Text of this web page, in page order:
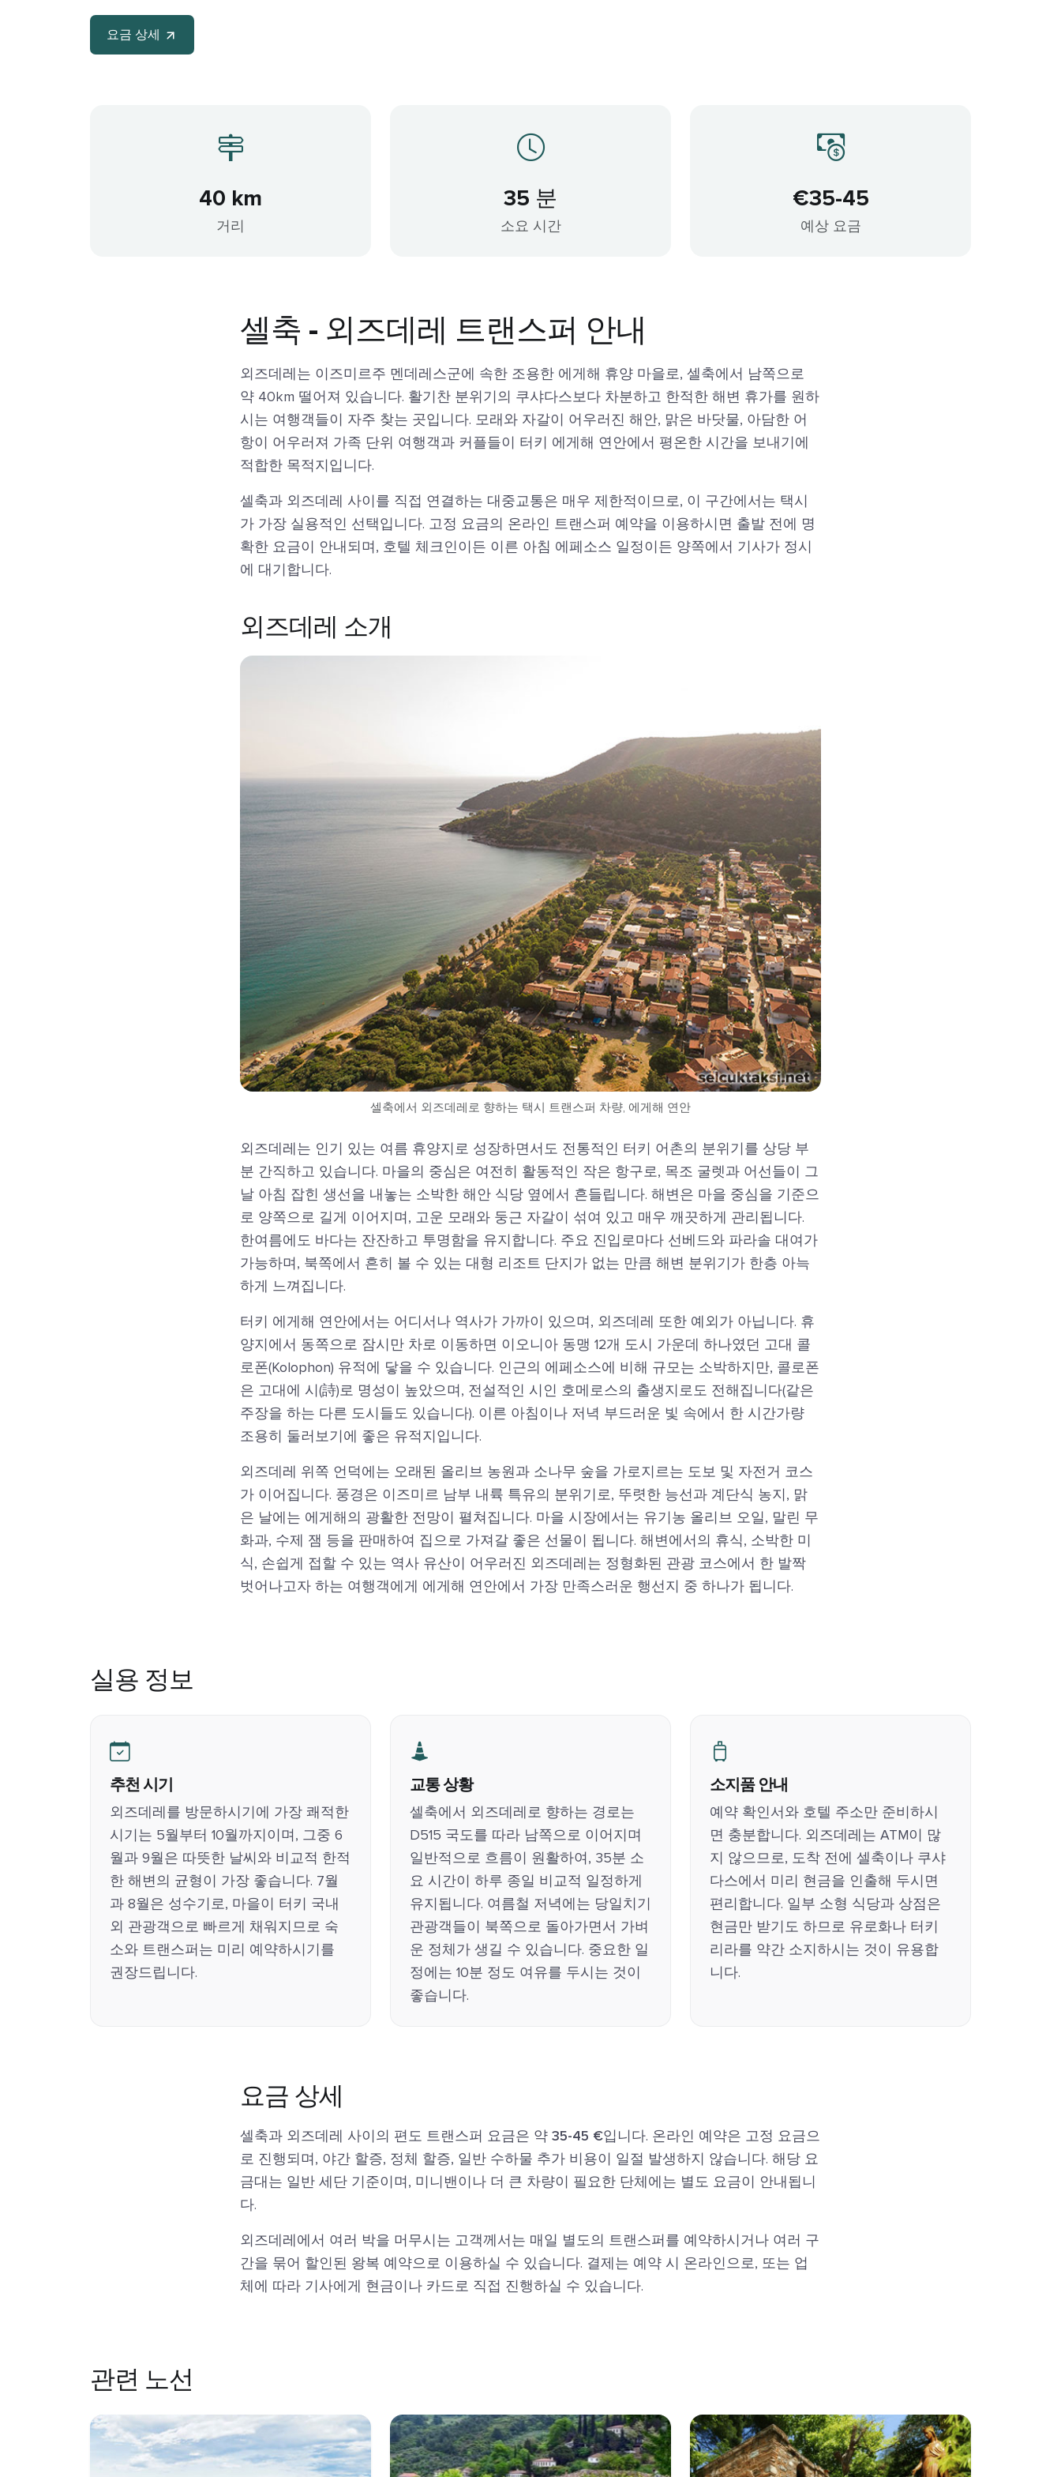
요금 상세
40 km
거리
35 분
소요 시간
€35-45
예상 요금
셀축 - 외즈데레 트랜스퍼 안내
외즈데레는 이즈미르주 멘데레스군에 속한 조용한 에게해 휴양 마을로, 셀축에서 남쪽으로
약 40km 떨어져 있습니다. 활기찬 분위기의 쿠샤다스보다 차분하고 한적한 해변 휴가를 원하
시는 여행객들이 자주 찾는 곳입니다. 모래와 자갈이 어우러진 해안, 맑은 바닷물, 아담한 어
항이 어우러져 가족 단위 여행객과 커플들이 터키 에게해 연안에서 평온한 시간을 보내기에
적합한 목적지입니다.
셀축과 외즈데레 사이를 직접 연결하는 대중교통은 매우 제한적이므로, 이 구간에서는 택시
가 가장 실용적인 선택입니다. 고정 요금의 온라인 트랜스퍼 예약을 이용하시면 출발 전에 명
확한 요금이 안내되며, 호텔 체크인이든 이른 아침 에페소스 일정이든 양쪽에서 기사가 정시
에 대기합니다.
외즈데레 소개
셀축에서 외즈데레로 향하는 택시 트랜스퍼 차량, 에게해 연안
외즈데레는 인기 있는 여름 휴양지로 성장하면서도 전통적인 터키 어촌의 분위기를 상당 부
분 간직하고 있습니다. 마을의 중심은 여전히 활동적인 작은 항구로, 목조 굴렛과 어선들이 그
날 아침 잡힌 생선을 내놓는 소박한 해안 식당 옆에서 흔들립니다. 해변은 마을 중심을 기준으
로 양쪽으로 길게 이어지며, 고운 모래와 둥근 자갈이 섞여 있고 매우 깨끗하게 관리됩니다.
한여름에도 바다는 잔잔하고 투명함을 유지합니다. 주요 진입로마다 선베드와 파라솔 대여가
가능하며, 북쪽에서 흔히 볼 수 있는 대형 리조트 단지가 없는 만큼 해변 분위기가 한층 아늑
하게 느껴집니다.
터키 에게해 연안에서는 어디서나 역사가 가까이 있으며, 외즈데레 또한 예외가 아닙니다. 휴
양지에서 동쪽으로 잠시만 차로 이동하면 이오니아 동맹 12개 도시 가운데 하나였던 고대 콜
로폰(Kolophon) 유적에 닿을 수 있습니다. 인근의 에페소스에 비해 규모는 소박하지만, 콜로폰
은 고대에 시(詩)로 명성이 높았으며, 전설적인 시인 호메로스의 출생지로도 전해집니다(같은
주장을 하는 다른 도시들도 있습니다). 이른 아침이나 저녁 부드러운 빛 속에서 한 시간가량
조용히 둘러보기에 좋은 유적지입니다.
외즈데레 위쪽 언덕에는 오래된 올리브 농원과 소나무 숲을 가로지르는 도보 및 자전거 코스
가 이어집니다. 풍경은 이즈미르 남부 내륙 특유의 분위기로, 뚜렷한 능선과 계단식 농지, 맑
은 날에는 에게해의 광활한 전망이 펼쳐집니다. 마을 시장에서는 유기농 올리브 오일, 말린 무
화과, 수제 잼 등을 판매하여 집으로 가져갈 좋은 선물이 됩니다. 해변에서의 휴식, 소박한 미
식, 손쉽게 접할 수 있는 역사 유산이 어우러진 외즈데레는 정형화된 관광 코스에서 한 발짝
벗어나고자 하는 여행객에게 에게해 연안에서 가장 만족스러운 행선지 중 하나가 됩니다.
실용 정보
추천 시기
외즈데레를 방문하시기에 가장 쾌적한
시기는 5월부터 10월까지이며, 그중 6
월과 9월은 따뜻한 날씨와 비교적 한적
한 해변의 균형이 가장 좋습니다. 7월
과 8월은 성수기로, 마을이 터키 국내
외 관광객으로 빠르게 채워지므로 숙
소와 트랜스퍼는 미리 예약하시기를
권장드립니다.
교통 상황
셀축에서 외즈데레로 향하는 경로는
D515 국도를 따라 남쪽으로 이어지며
일반적으로 흐름이 원활하여, 35분 소
요 시간이 하루 종일 비교적 일정하게
유지됩니다. 여름철 저녁에는 당일치기
관광객들이 북쪽으로 돌아가면서 가벼
운 정체가 생길 수 있습니다. 중요한 일
정에는 10분 정도 여유를 두시는 것이
좋습니다.
소지품 안내
예약 확인서와 호텔 주소만 준비하시
면 충분합니다. 외즈데레는 ATM이 많
지 않으므로, 도착 전에 셀축이나 쿠샤
다스에서 미리 현금을 인출해 두시면
편리합니다. 일부 소형 식당과 상점은
현금만 받기도 하므로 유로화나 터키
리라를 약간 소지하시는 것이 유용합
니다.
요금 상세
셀축과 외즈데레 사이의 편도 트랜스퍼 요금은 약 35-45 €입니다. 온라인 예약은 고정 요금으
로 진행되며, 야간 할증, 정체 할증, 일반 수하물 추가 비용이 일절 발생하지 않습니다. 해당 요
금대는 일반 세단 기준이며, 미니밴이나 더 큰 차량이 필요한 단체에는 별도 요금이 안내됩니
다.
외즈데레에서 여러 박을 머무시는 고객께서는 매일 별도의 트랜스퍼를 예약하시거나 여러 구
간을 묶어 할인된 왕복 예약으로 이용하실 수 있습니다. 결제는 예약 시 온라인으로, 또는 업
체에 따라 기사에게 현금이나 카드로 직접 진행하실 수 있습니다.
관련 노선